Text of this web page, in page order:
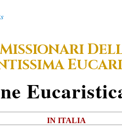
MISSIONARID
E
E
IN ITALIA